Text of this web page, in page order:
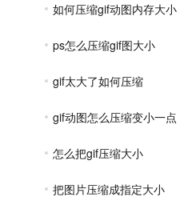
如何压缩gif动图内存大小
ps怎么压缩gif图大小
gif太大了如何压缩
gif动图怎么压缩变小一点
怎么把gif压缩大小
把图片压缩成指定大小